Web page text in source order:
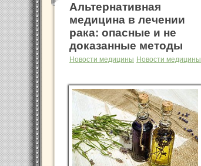
Альтернативная
медицина в лечении
рака: опасные и не
доказанные методы
Новости медицины Новости медицины